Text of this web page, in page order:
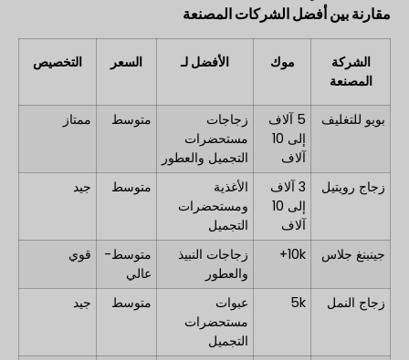
مقارنة بين أفضل الشركات المصنعة
الشركة
المصنعة
موك الأفضل لـ السعر التخصيص
بويو للتغليف
5 آلاف
إلى 10
آلاف
زجاجات
مستحضرات
التجميل والعطور
متوسط ممتاز
زجاج رويتيل
3 آلاف
إلى 10
آلاف
الأغذية
ومستحضرات
التجميل
متوسط جيد
جينبنغ جلاس 10k+
زجاجات النبيذ
والعطور
متوسط-
عالي
قوي
زجاج النمل 5k
عبوات
مستحضرات
التجميل
متوسط جيد